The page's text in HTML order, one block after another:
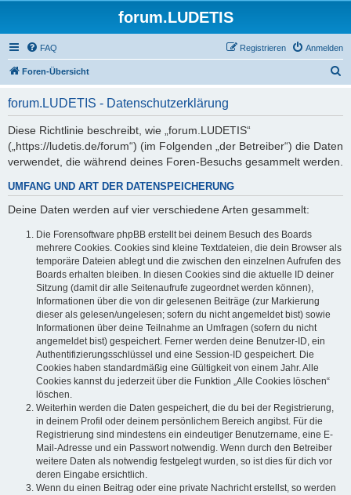
forum.LUDETIS
FAQ Anmelden
Registrieren
Foren-Übersicht
forum.LUDETIS - Datenschutzerklärung
Diese Richtlinie beschreibt, wie „forum.LUDETIS“
(„https://ludetis.de/forum“) (im Folgenden „der Betreiber“) die Daten
verwendet, die während deines Foren-Besuchs gesammelt werden.
UMFANG UND ART DER DATENSPEICHERUNG
Deine Daten werden auf vier verschiedene Arten gesammelt:
Die Forensoftware phpBB erstellt bei deinem Besuch des Boards
mehrere Cookies. Cookies sind kleine Textdateien, die dein Browser als
temporäre Dateien ablegt und die zwischen den einzelnen Aufrufen des
Boards erhalten bleiben. In diesen Cookies sind die aktuelle ID deiner
Sitzung (damit dir alle Seitenaufrufe zugeordnet werden können),
Informationen über die von dir gelesenen Beiträge (zur Markierung
dieser als gelesen/ungelesen; sofern du nicht angemeldet bist) sowie
Informationen über deine Teilnahme an Umfragen (sofern du nicht
angemeldet bist) gespeichert. Ferner werden deine Benutzer-ID, ein
Authentifizierungsschlüssel und eine Session-ID gespeichert. Die
Cookies haben standardmäßig eine Gültigkeit von einem Jahr. Alle
Cookies kannst du jederzeit über die Funktion „Alle Cookies löschen“
löschen.
Weiterhin werden die Daten gespeichert, die du bei der Registrierung,
in deinem Profil oder deinem persönlichem Bereich angibst. Für die
Registrierung sind mindestens ein eindeutiger Benutzername, eine E-
Mail-Adresse und ein Passwort notwendig. Wenn durch den Betreiber
weitere Daten als notwendig festgelegt wurden, so ist dies für dich vor
deren Eingabe ersichtlich.
Wenn du einen Beitrag oder eine private Nachricht erstellst, so werden